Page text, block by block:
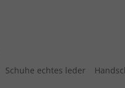
Schuhe echtes leder